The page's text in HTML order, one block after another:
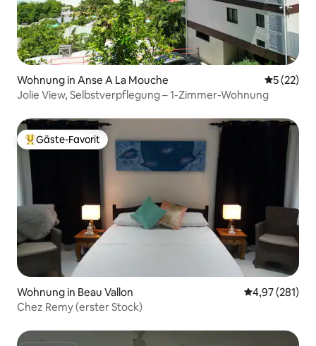
Wohnung in Anse A La Mouche
5 (22)
Jolie View, Selbstverpflegung – 1-Zimmer-Wohnung
Beliebter Gäste-Favorit.
Gäste-Favorit
Wohnung in Beau Vallon
4,97 (281)
Chez Remy (erster Stock)